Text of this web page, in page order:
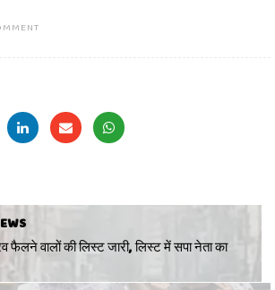
फैलने वालों की लिस्ट जारी, लिस्ट में सपा नेता का